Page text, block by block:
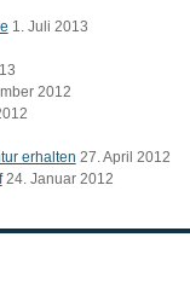
1. Juli 2013
2012
erhalten 27. April 2012
24. Januar 2012